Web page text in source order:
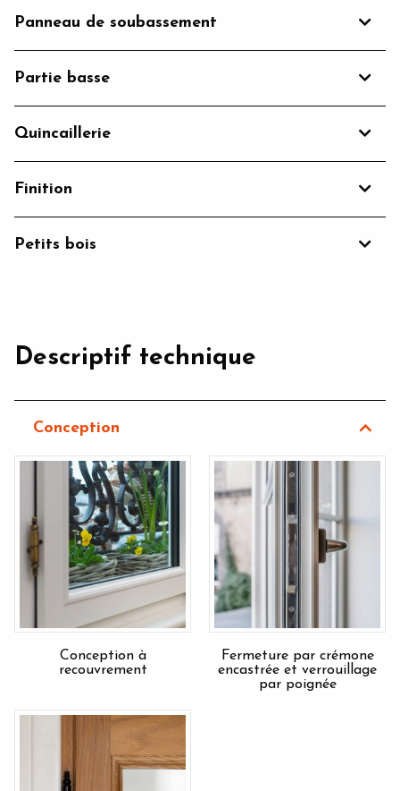
Panneau de soubassement
Partie basse
Quincaillerie
Finition
Petits bois
Descriptif technique
Conception
Conception à
recouvrement
Fermeture par crémone
encastrée et verrouillage
par poignée